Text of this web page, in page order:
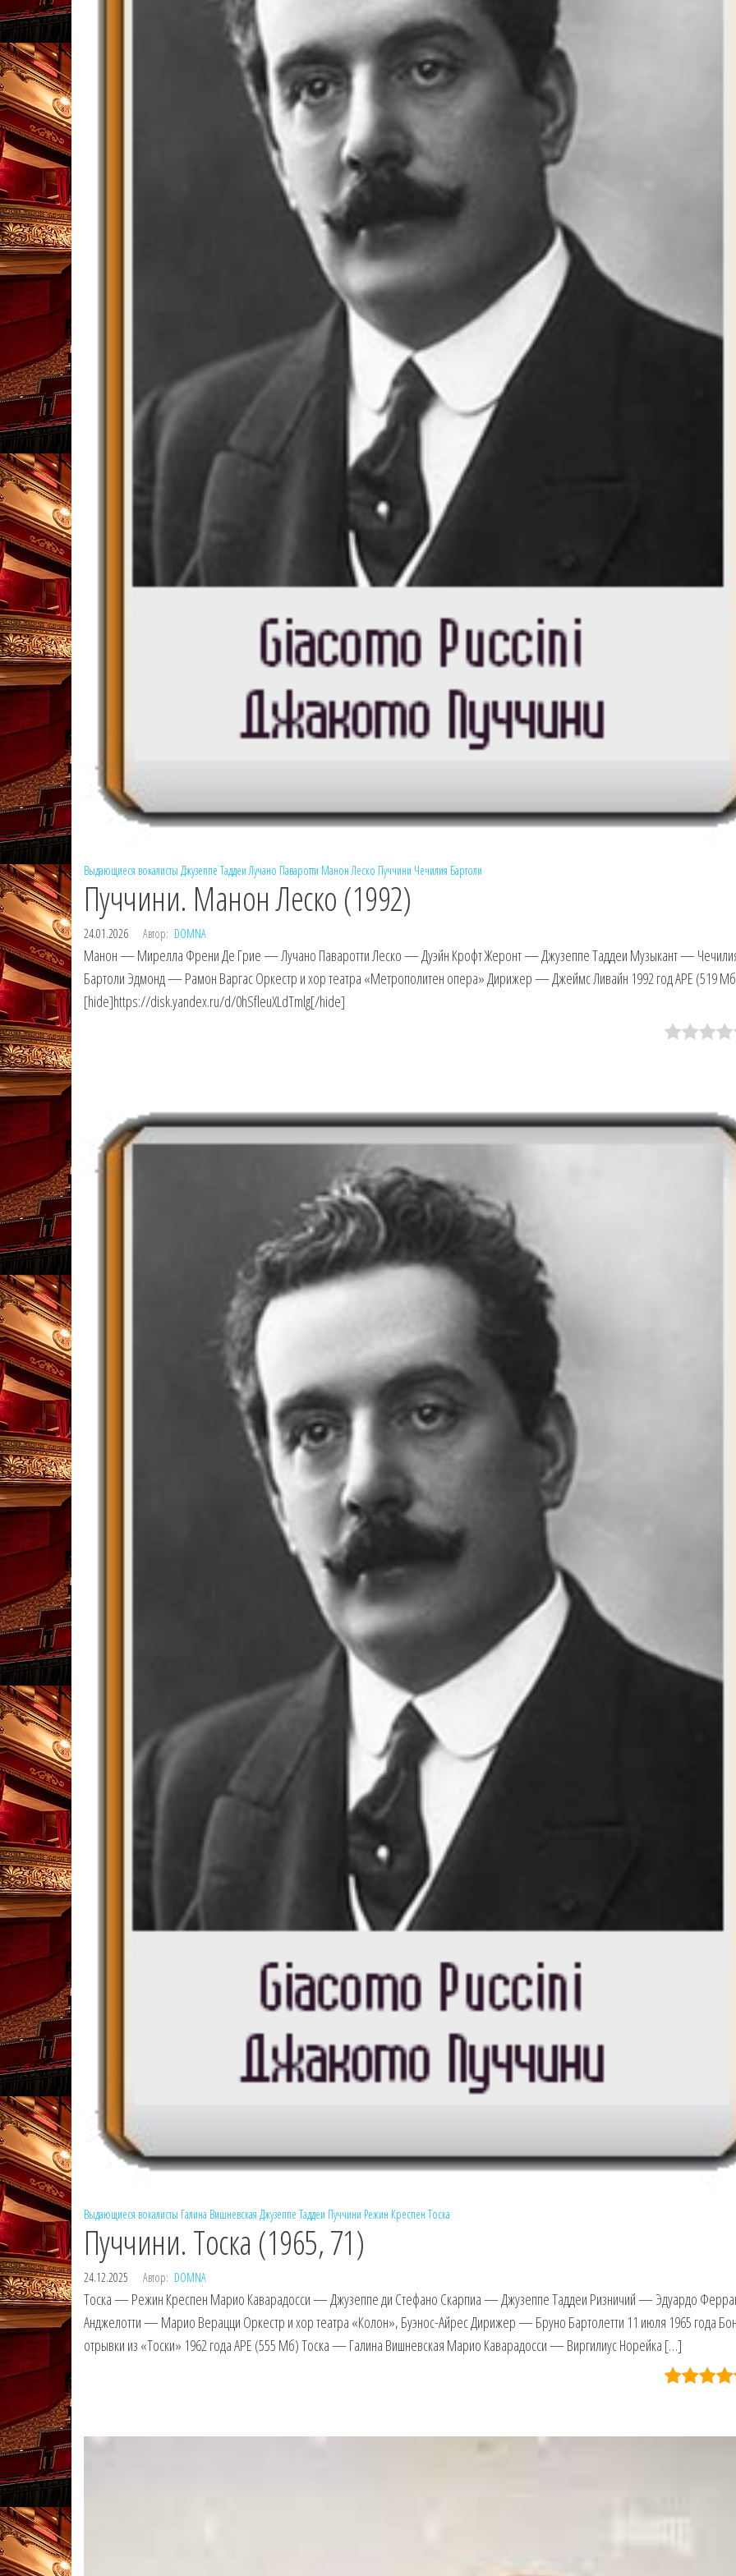
Выдающиеся вокалисты Джузеппе Таддеи Лучано Паваротти Манон Леско Пуччини Чечилия Бартоли
Пуччини. Манон Леско (1992)
24.01.2026 Автор: DOMNA
Манон — Мирелла Френи Де Грие — Лучано Паваротти Леско — Дуэйн Крофт Жеронт — Джузеппе Таддеи Музыкант —
Бартоли Эдмонд — Рамон Варгас Оркестр и хор театра «Метрополитен опера» Дирижер — Джеймс Ливайн 1992 год APE (519
[hide]https://disk.yandex.ru/d/0hSfleuXLdTmlg[/hide]
Выдающиеся вокалисты Галина Вишневская Джузеппе Таддеи Пуччини Режин Креспен Тоска
Пуччини. Тоска (1965, 71)
24.12.2025 Автор: DOMNA
Тоска — Режин Креспен Марио Каварадосси — Джузеппе ди Стефано Скарпиа — Джузеппе Таддеи Ризничий — Эдуардо
Анджелотти — Марио Верацци Оркестр и хор театра «Колон», Буэнос-Айрес Дирижер — Бруно Бартолетти 11 июля 1965 года
отрывки из «Тоски» 1962 года APE (555 Мб) Тоска — Галина Вишневская Марио Каварадосси — Виргилиус Норейка […]